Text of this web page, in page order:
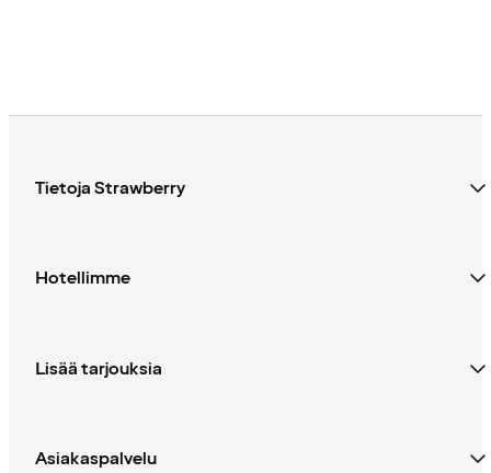
Tietoja Strawberry
Hotellimme
Lisää tarjouksia
Asiakaspalvelu